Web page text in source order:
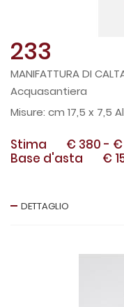
233
MANIFATTURA DI
Acquasantiera
cm 17,5 x 7,5
Stima € 380 -
Base d'asta
€
DETTAGLIO